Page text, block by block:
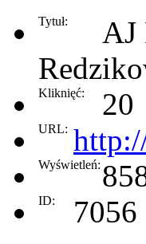
Tytuł:
AJ
Kliknięć: 20
URL:
Wyświetleń:
ID: 7056